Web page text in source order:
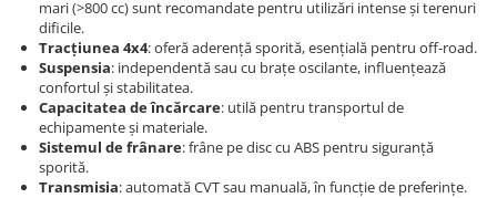
mari (>800 cc) sunt recomandate pentru utilizări intense și terenuri
dificile.
Tracțiunea 4x4: oferă aderență sporită, esențială pentru off-road.
Suspensia: independentă sau cu brațe oscilante, influențează
confortul și stabilitatea.
Capacitatea de încărcare: utilă pentru transportul de
echipamente și materiale.
Sistemul de frânare: frâne pe disc cu ABS pentru siguranță
sporită.
Transmisia: automată CVT sau manuală, în funcție de preferințe.